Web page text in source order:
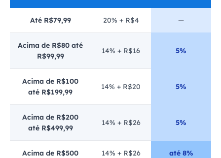
Até R$79,99 20% + R$4 —
Acima de R$80 até
R$99,99
14% + R$16 5%
Acima de R$100
até R$199,99
14% + R$20 5%
Acima de R$200
até R$499,99
14% + R$26 5%
Acima de R$500 14% + R$26 até 8%